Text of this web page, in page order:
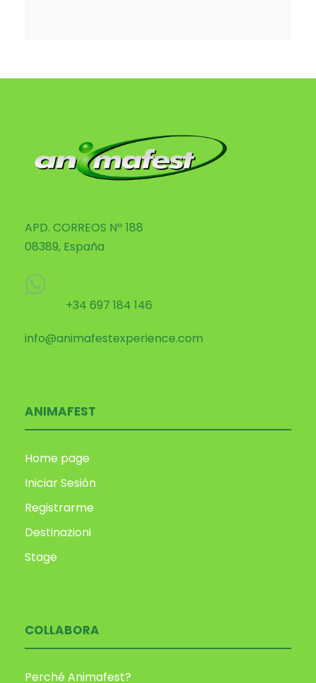
APD. CORREOS Nº 188
08389, España
+34 697 184 146
info@animafestexperience.com
ANIMAFEST
Home page
Iniciar Sesión
Registrarme
Destinazioni
Stage
COLLABORA
Perché Animafest?